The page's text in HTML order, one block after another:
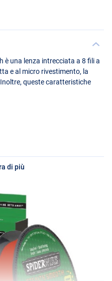
è una lenza intrecciata a 8 fili a
e al micro rivestimento, la
queste caratteristiche
di più